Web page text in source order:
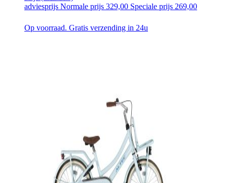
adviesprijs Normale prijs 329,00 Speciale prijs 269,00
Op voorraad. Gratis verzending in 24u